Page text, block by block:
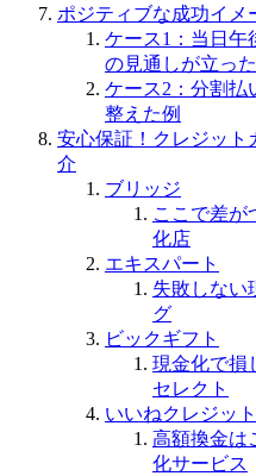
ポジティブな成功イメ
ケース1：当日午
の見通しが立っ
ケース2：分割払
整えた例
安心保証！クレジット
介
ブリッジ
ここで差が
化店
エキスパート
失敗しない
グ
ビックギフト
現金化で損
セレクト
いいねクレジット
高額換金は
化サービス